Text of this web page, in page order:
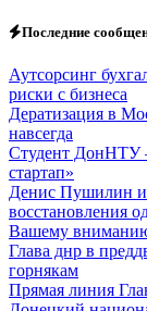
Перейти
содержанию
Последние
Аутсорсинг
риски с бизнеса
Дератизация в
навсегда
Студент ДонНТУ
стартап»
Денис Пушилин и
восстановления
Вашему
Глава днр в
горнякам
Прямая линия